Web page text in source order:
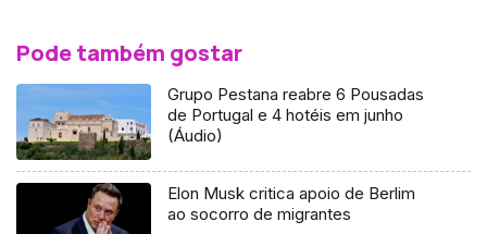
Pode também gostar
Grupo Pestana reabre 6 Pousadas
de Portugal e 4 hotéis em junho
(Áudio)
Elon Musk critica apoio de Berlim
ao socorro de migrantes